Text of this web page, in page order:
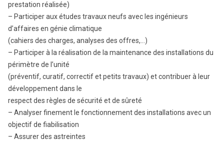
prestation réalisée)
– Participer aux études travaux neufs avec les ingénieurs
d’affaires en génie climatique
(cahiers des charges, analyses des offres,…)
– Participer à la réalisation de la maintenance des installations du
périmètre de l’unité
(préventif, curatif, correctif et petits travaux) et contribuer à leur
développement dans le
respect des règles de sécurité et de sûreté
– Analyser finement le fonctionnement des installations avec un
objectif de fiabilisation
– Assurer des astreintes